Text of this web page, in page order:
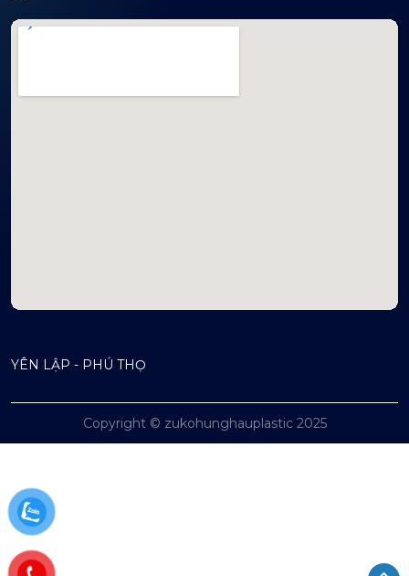
mapembeds.com
YÊN LẬP - PHÚ THỌ
Copyright © zukohunghauplastic 2025